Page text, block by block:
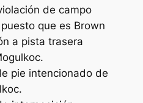
de campo
que es Brown
a pista trasera
pie intencionado de